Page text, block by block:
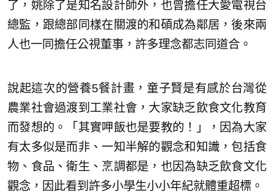
了，姚除了是知名設計師外，也曾擔任大愛電視台
總監，跟總部同樣在關渡的和碩成為鄰居，後來兩
人也一同擔任公視董事，許多理念都志同道合。
說起這次的營養5餐計畫，童子賢是有感於台灣從
農業社會過渡到工業社會，大家缺乏飲食文化教育
而發想的。「其實呷飯也是要教的！」，因為大家
有太多似是而非、一知半解的觀念和知識，包括食
物、食品、衛生、烹調都是，也因為缺乏飲食文化
觀念，因此看到許多小學生小小年紀就體重超標。